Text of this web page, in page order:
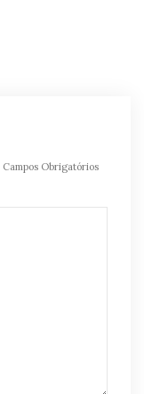
Campos Obrigatórios